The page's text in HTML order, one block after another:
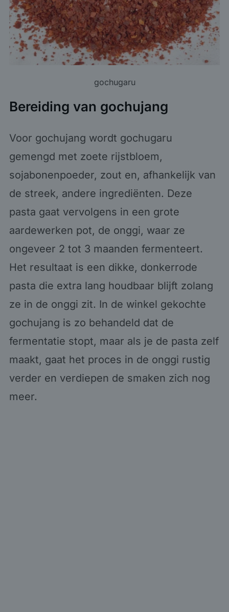
gochugaru
Bereiding van gochujang
Voor gochujang wordt gochugaru
gemengd met zoete rijstbloem,
sojabonenpoeder, zout en, afhankelijk van
de streek, andere ingrediënten. Deze
pasta gaat vervolgens in een grote
aardewerken pot, de onggi, waar ze
ongeveer 2 tot 3 maanden fermenteert.
Het resultaat is een dikke, donkerrode
pasta die extra lang houdbaar blijft zolang
ze in de onggi zit. In de winkel gekochte
gochujang is zo behandeld dat de
fermentatie stopt, maar als je de pasta zelf
maakt, gaat het proces in de onggi rustig
verder en verdiepen de smaken zich nog
meer.